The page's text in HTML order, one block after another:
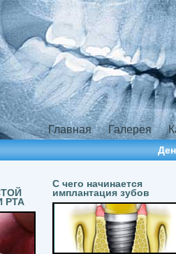
Главная Галерея
РТА
С чего начинается
имплантация зубов